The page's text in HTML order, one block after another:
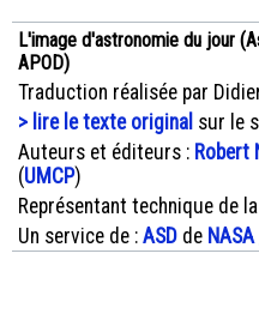
L'image d'astronomie du jour
APOD)
Traduction réalisée par
> lire le texte original sur le
Auteurs et éditeurs : Robert
(UMCP)
Représentant technique de
Un service de : ASD de NASA